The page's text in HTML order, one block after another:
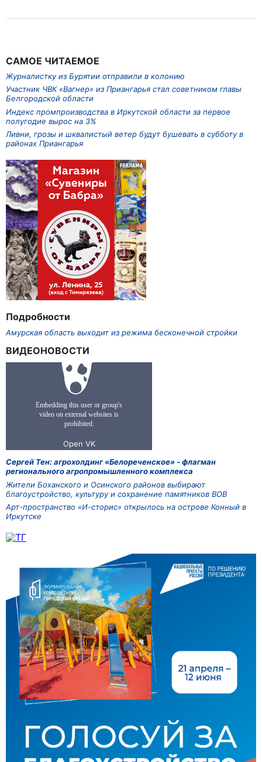
САМОЕ ЧИТАЕМОЕ
Журналистку из Бурятии отправили в колонию
Участник ЧВК «Вагнер» из Приангарья стал советником главы
Белгородской области
Индекс промпроизводства в Иркутской области за первое
полугодие вырос на 3%
Ливни, грозы и шквалистый ветер будут бушевать в субботу в
районах Приангарья
Подробности
Амурская область выходит из режима бесконечной стройки
ВИДЕОНОВОСТИ
Сергей Тен: агрохолдинг «Белореченское» - флагман
регионального агропромышленного комплекса
Жители Боханского и Осинского районов выбирают
благоустройство, культуру и сохранение памятников ВОВ
Арт-пространство «И-сторис» открылось на острове Конный в
Иркутске